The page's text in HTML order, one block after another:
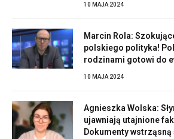
10 MAJA 2024
Marcin Rola:
polskiego polityka!
rodzinami gotowi do
10 MAJA 2024
Agnieszka Wolska:
ujawniają utajnione
Dokumenty wstrząsną